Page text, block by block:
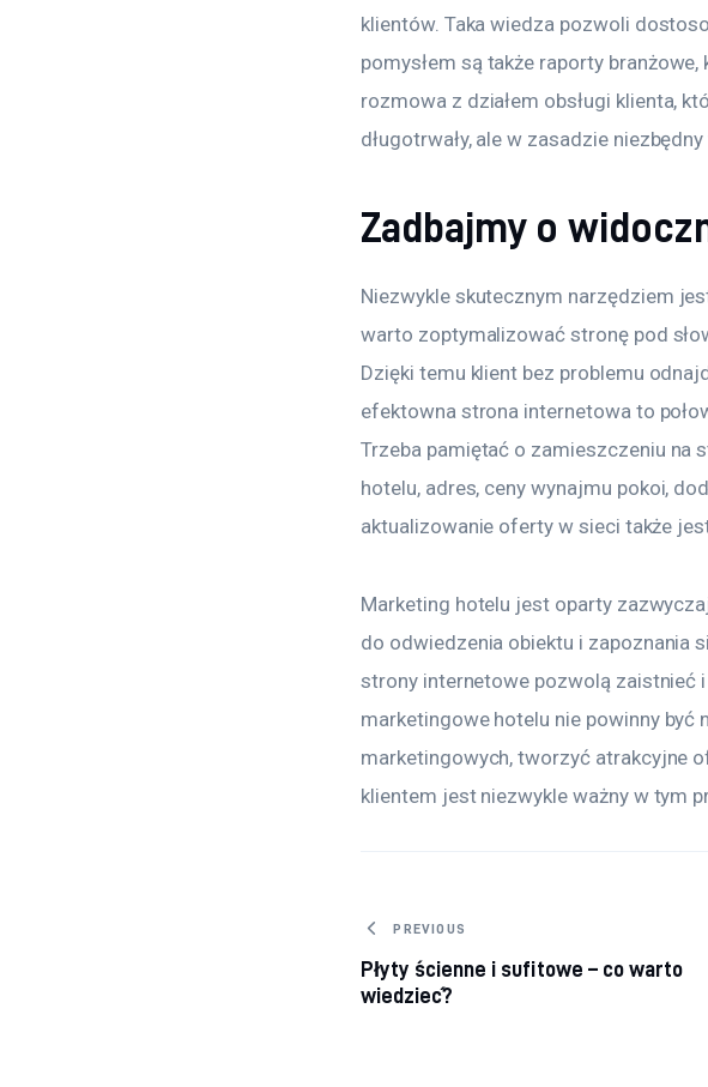
klientów. Taka wiedza pozwoli
pomysłem są także raporty
rozmowa z działem obsługi klienta,
długotrwały, ale w zasadzie
Zadbajmy o
Niezwykle skutecznym narzędziem
warto zoptymalizować stronę pod
Dzięki temu klient bez problemu
efektowna strona internetowa to
Trzeba pamiętać o zamieszczeniu na
hotelu, adres, ceny wynajmu pokoi,
aktualizowanie oferty w sieci także
Marketing hotelu jest oparty
do odwiedzenia obiektu i zapoznania
strony internetowe pozwolą zaistnieć
marketingowe hotelu nie powinny
marketingowych, tworzyć atrakcyjne
klientem jest niezwykle ważny w tym
Nawigacja wpisu
PREVIOUS
Płyty ścienne i sufitowe – co warto
wiedzieć?